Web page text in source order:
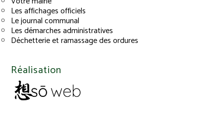
Les affichages officiels
Le journal communal
Les démarches administratives
Déchetterie et ramassage des ordures
Réalisation